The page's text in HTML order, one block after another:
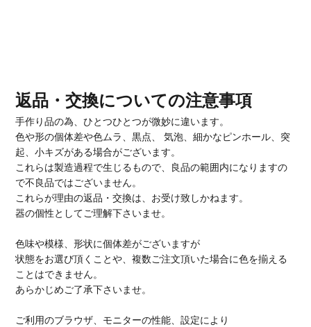
返品・交換についての注意事項
手作り品の為、ひとつひとつが微妙に違います。
色や形の個体差や色ムラ、黒点、 気泡、細かなピンホール、突
起、小キズがある場合がございます。
これらは製造過程で生じるもので、良品の範囲内になりますの
で不良品ではございません。
これらが理由の返品・交換は、お受け致しかねます。
器の個性としてご理解下さいませ。
色味や模様、形状に個体差がございますが
状態をお選び頂くことや、複数ご注文頂いた場合に色を揃える
ことはできません。
あらかじめご了承下さいませ。
ご利用のブラウザ、モニターの性能、設定により